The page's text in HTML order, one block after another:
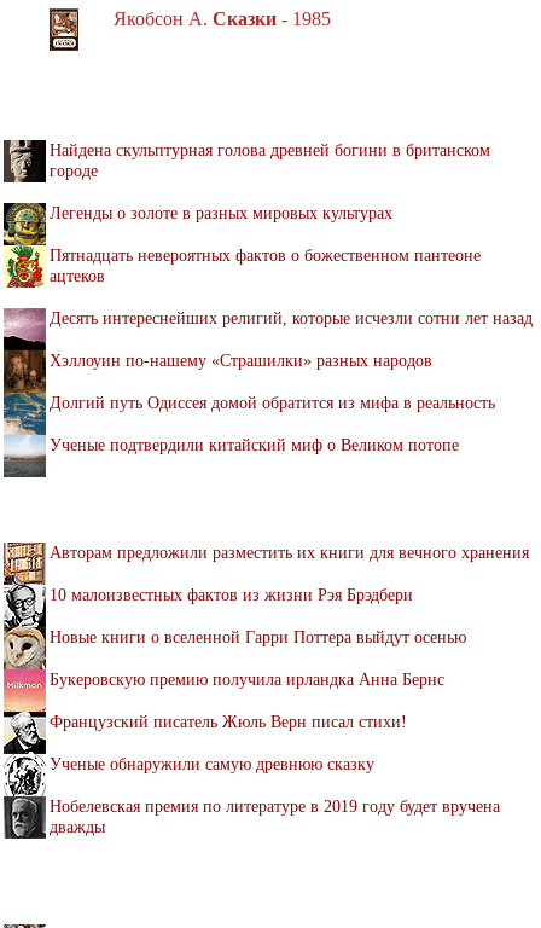
Якобсон А. Сказки- 1985
Найдена скульптурная голова древней богини в британском
городе
Легенды о золоте в разных мировых культурах
Пятнадцать невероятных фактов о божественном пантеоне
ацтеков
Десять интереснейших религий, которые исчезли сотни лет назад
Хэллоуин по-нашему «Страшилки» разных народов
Долгий путь Одиссея домой обратится из мифа в реальность
Ученые подтвердили китайский миф о Великом потопе
Авторам предложили разместить их книги для вечного хранения
10 малоизвестных фактов из жизни Рэя Брэдбери
Новые книги о вселенной Гарри Поттера выйдут осенью
Букеровскую премию получила ирландка Анна Бернс
Французский писатель Жюль Верн писал стихи!
Ученые обнаружили самую древнюю сказку
Нобелевская премия по литературе в 2019 году будет вручена
дважды